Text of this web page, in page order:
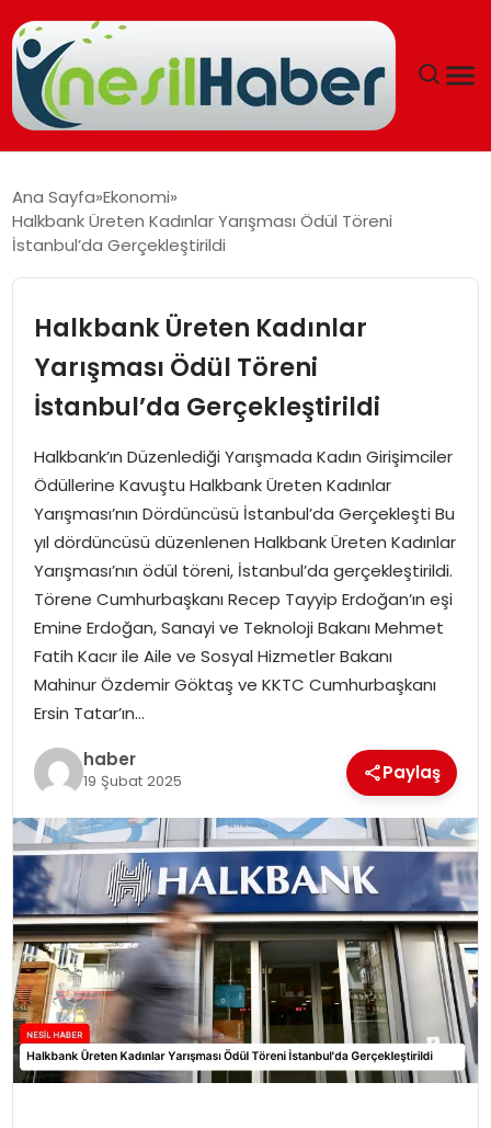
GÜNCEL
SOSYAL HABER
SPOR
EKONOMI
MAGAZIN
TEKNOLOJI
Ana Sayfa Ekonomi
Halkbank Üreten Kadınlar Yarışması Ödül Töreni
İstanbul’da Gerçekleştirildi
Halkbank Üreten Kadınlar
Yarışması Ödül Töreni
İstanbul’da Gerçekleştirildi
Halkbank’ın Düzenlediği Yarışmada Kadın Girişimciler
Ödüllerine Kavuştu Halkbank Üreten Kadınlar
Yarışması’nın Dördüncüsü İstanbul’da Gerçekleşti Bu
yıl dördüncüsü düzenlenen Halkbank Üreten Kadınlar
Yarışması’nın ödül töreni, İstanbul’da gerçekleştirildi.
Törene Cumhurbaşkanı Recep Tayyip Erdoğan’ın eşi
Emine Erdoğan, Sanayi ve Teknoloji Bakanı Mehmet
Fatih Kacır ile Aile ve Sosyal Hizmetler Bakanı
Mahinur Özdemir Göktaş ve KKTC Cumhurbaşkanı
Ersin Tatar’ın…
haber
19 Şubat 2025 Paylaş